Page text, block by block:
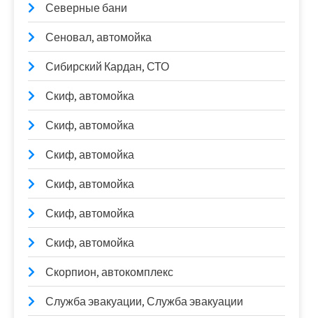
Северные бани
Сеновал, автомойка
Сибирский Кардан, СТО
Скиф, автомойка
Скиф, автомойка
Скиф, автомойка
Скиф, автомойка
Скиф, автомойка
Скиф, автомойка
Скорпион, автокомплекс
Служба эвакуации, Служба эвакуации